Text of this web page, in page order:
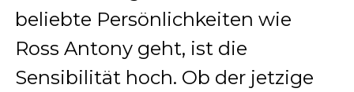
beliebte Persönlichkeiten wie
Ross Antony geht, ist die
Sensibilität hoch. Ob der jetzige